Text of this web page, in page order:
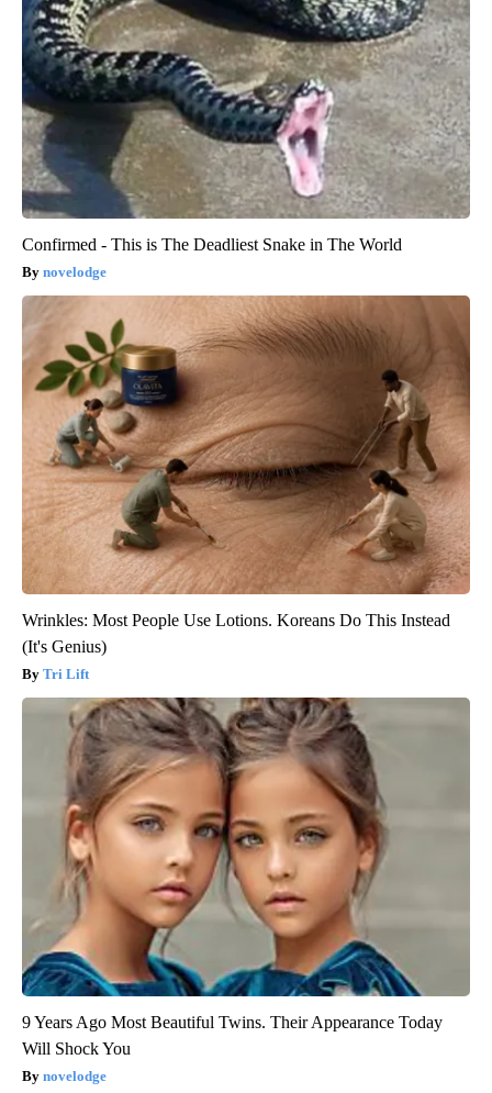
Confirmed - This is The Deadliest Snake in The World
novelodge
Wrinkles: Most People Use Lotions. Koreans Do This Instead
(It's Genius)
Tri Lift
9 Years Ago Most Beautiful Twins. Their Appearance Today
Will Shock You
novelodge